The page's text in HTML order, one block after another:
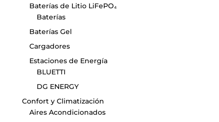
Baterías de Litio LiFePO₄
Baterías
Baterías Gel
Cargadores
Estaciones de Energía
BLUETTI
DG ENERGY
Confort y Climatización
Aires Acondicionados